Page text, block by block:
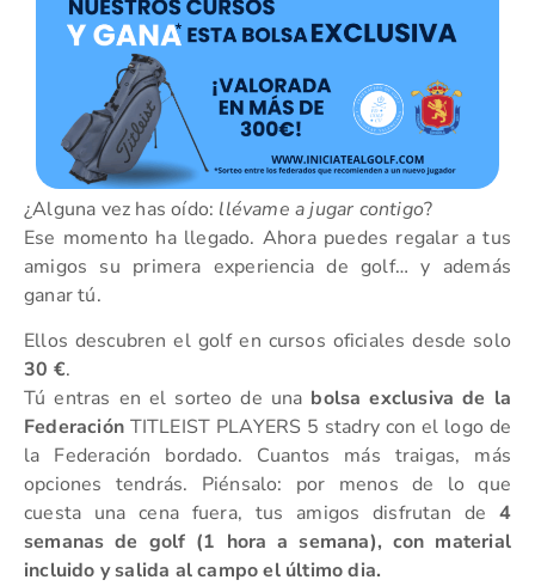
¿Alguna vez has oído: llévame a jugar contigo?
Ese momento ha llegado. Ahora puedes regalar a tus
amigos su primera experiencia de golf… y además
ganar tú.
Ellos descubren el golf en cursos oficiales desde solo
30 €.
Tú entras en el sorteo de una bolsa exclusiva de la
Federación TITLEIST PLAYERS 5 stadry con el logo de
la Federación bordado. Cuantos más traigas, más
opciones tendrás. Piénsalo: por menos de lo que
cuesta una cena fuera, tus amigos disfrutan de 4
semanas de golf (1 hora a semana), con material
incluido y salida al campo el último dia.